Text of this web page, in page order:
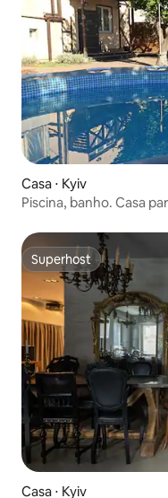
Casa ⋅ Kyiv
Piscina, banho. Casa
Superhost
Superhost
Casa ⋅ Kyiv